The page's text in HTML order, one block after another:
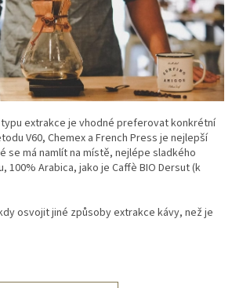
extrakce je vhodné preferovat konkrétní
V60, Chemex a French Press je nejlepší
se má namlít na místě, nejlépe sladkého
100% Arabica, jako je Caffè BIO Dersut (k
osvojit jiné způsoby extrakce kávy, než je